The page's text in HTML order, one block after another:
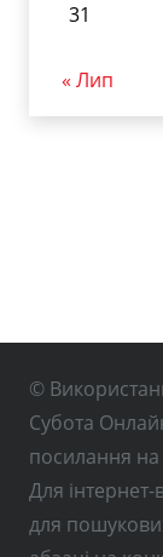
31
« Лип
©
Субота
посилання
Для
для